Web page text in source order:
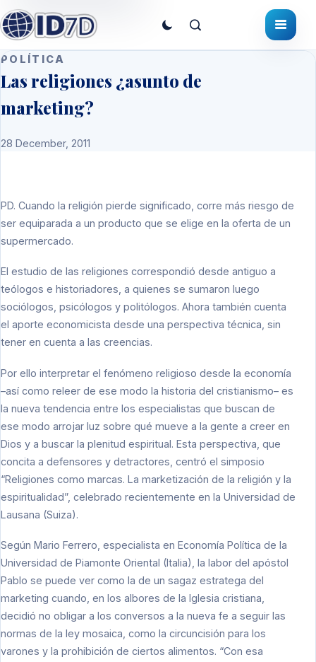
POLÍTICA
Las religiones ¿asunto de
marketing?
28 December, 2011
PD. Cuando la religión pierde significado, corre más riesgo de
ser equiparada a un producto que se elige en la oferta de un
supermercado.
El estudio de las religiones correspondió desde antiguo a
teólogos e historiadores, a quienes se sumaron luego
sociólogos, psicólogos y politólogos. Ahora también cuenta
el aporte economicista desde una perspectiva técnica, sin
tener en cuenta a las creencias.
Por ello interpretar el fenómeno religioso desde la economía
–así como releer de ese modo la historia del cristianismo– es
la nueva tendencia entre los especialistas que buscan de
ese modo arrojar luz sobre qué mueve a la gente a creer en
Dios y a buscar la plenitud espiritual. Esta perspectiva, que
concita a defensores y detractores, centró el simposio
“Religiones como marcas. La marketización de la religión y la
espiritualidad”, celebrado recientemente en la Universidad de
Lausana (Suiza).
Según Mario Ferrero, especialista en Economía Política de la
Universidad de Piamonte Oriental (Italia), la labor del apóstol
Pablo se puede ver como la de un sagaz estratega del
marketing cuando, en los albores de la Iglesia cristiana,
decidió no obligar a los conversos a la nueva fe a seguir las
normas de la ley mosaica, como la circuncisión para los
varones y la prohibición de ciertos alimentos. “Con esa